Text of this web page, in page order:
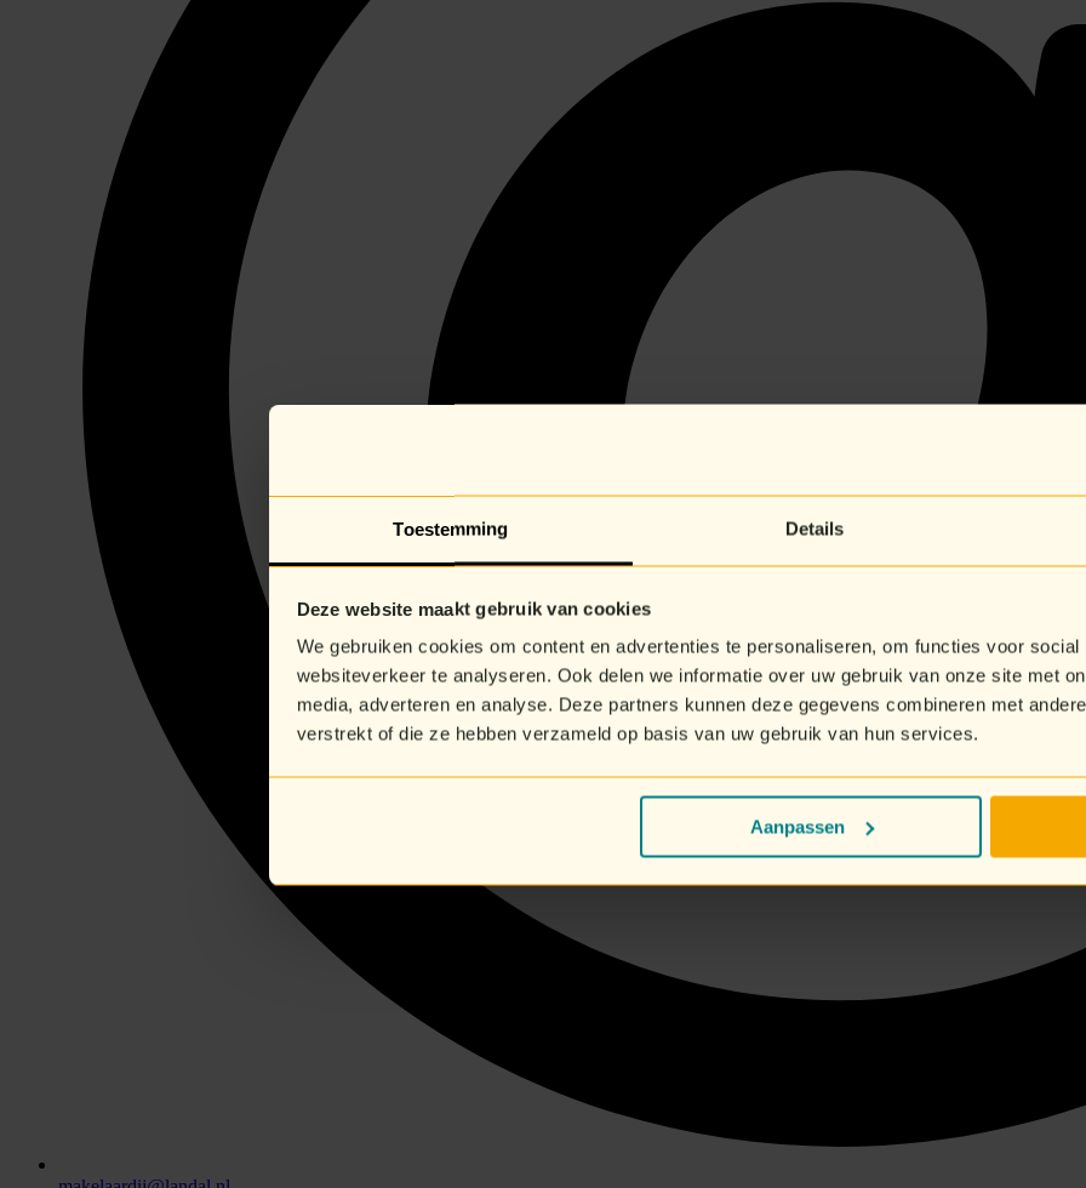
Toestemming Details
Deze website maakt gebruik van cookies
We gebruiken cookies om content en advertenties te personaliseren, om functies voor
websiteverkeer te analyseren. Ook delen we informatie over uw gebruik van onze site met
media, adverteren en analyse. Deze partners kunnen deze gegevens combineren met
verstrekt of die ze hebben verzameld op basis van uw gebruik van hun services.
Aanpassen